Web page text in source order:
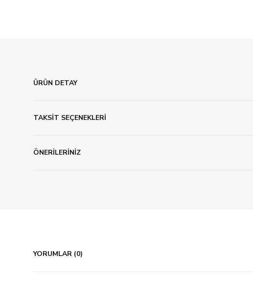
ÜRÜN DETAY
TAKSİT SEÇENEKLERİ
ÖNERİLERİNİZ
YORUMLAR (0)